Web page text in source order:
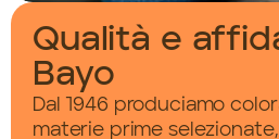
Qualità e
Bayo
Dal 1946 produciamo
materie prime